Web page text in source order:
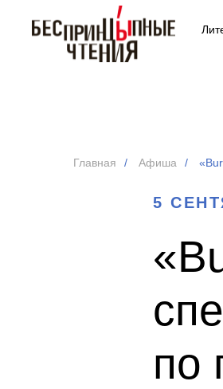
Главная / Афиша /
5
по